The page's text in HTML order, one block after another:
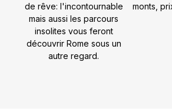
de rêve: l'incontournable
mais aussi les parcours
insolites vous feront
découvrir Rome sous un
autre regard.
monts,